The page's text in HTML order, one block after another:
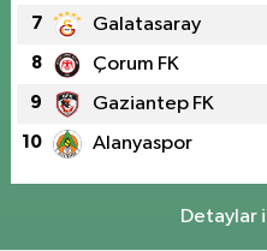
7 Galatasaray
8 Çorum FK
9 Gaziantep FK
10 Alanyaspor
Detaylar